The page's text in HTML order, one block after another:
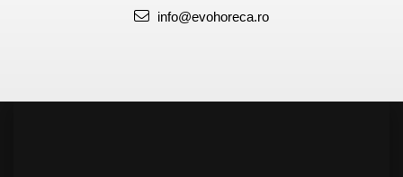
Scaune profesionaleinfo@evohoreca.ro